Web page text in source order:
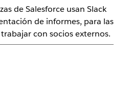
de Salesforce usan Slack
de informes, para las
con socios externos.